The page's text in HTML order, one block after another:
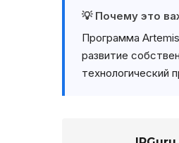
💡 Почему это
Программа
развитие
технологический